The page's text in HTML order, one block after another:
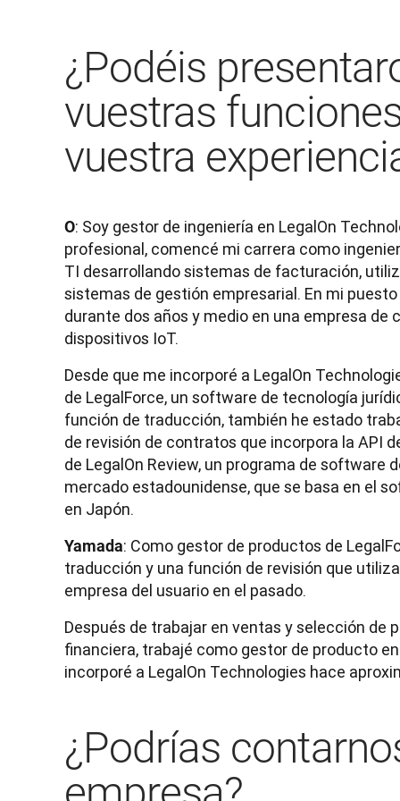
¿Podéis
vuestras
vuestra
O: Soy gestor de ingeniería en LegalOn
profesional, comencé mi carrera como
TI desarrollando sistemas de facturación,
sistemas de gestión empresarial. En mi
durante dos años y medio en una empresa de
dispositivos IoT.
Desde que me incorporé a LegalOn
de LegalForce, un software de tecnología
función de traducción, también he estado
de revisión de contratos que incorpora la API
de LegalOn Review, un programa de software
mercado estadounidense, que se basa en el
en Japón.
Yamada: Como gestor de productos de
traducción y una función de revisión que
empresa del usuario en el pasado.
Después de trabajar en ventas y selección
financiera, trabajé como gestor de producto
incorporé a LegalOn Technologies hace
¿Podrías